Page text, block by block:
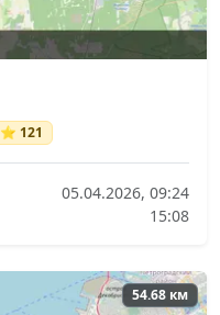
⭐ 121
05.04.2026, 09:24
15:08
54.68 км